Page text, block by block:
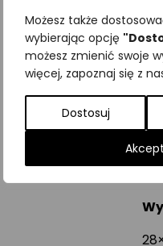
Możesz także
wybierając opcję
możesz zmienić swoje
więcej, zapoznaj się z
Dostosuj
W